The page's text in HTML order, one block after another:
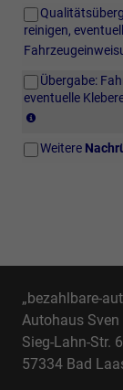
reinigen,
Übergabe:
eventuelle
möglich
Weitere
„bezahlbare-
Autohaus Sven
Sieg-Lahn-Str.
57334 Bad